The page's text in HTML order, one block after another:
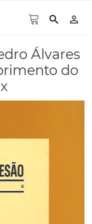
search person_outline
Álvares
do